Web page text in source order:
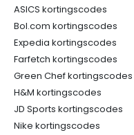
ASICS kortingscodes
Bol.com kortingscodes
Expedia kortingscodes
Farfetch kortingscodes
Green Chef kortingscodes
H&M kortingscodes
JD Sports kortingscodes
Nike kortingscodes